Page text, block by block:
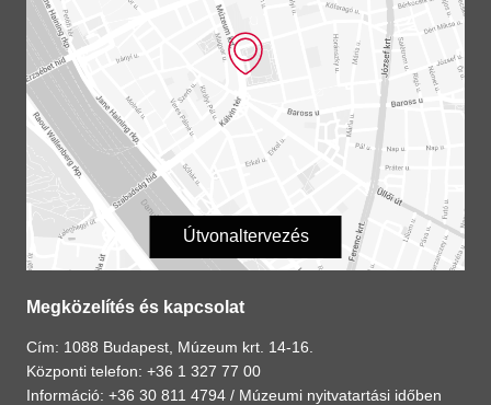
Útvonaltervezés
Megközelítés és kapcsolat
Cím: 1088 Budapest, Múzeum krt. 14-16.
Központi telefon: +36 1 327 77 00
Információ: +36 30 811 4794 / Múzeumi nyitvatartási időben